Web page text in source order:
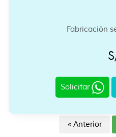
Fabricación
Solicitar
« Anterior